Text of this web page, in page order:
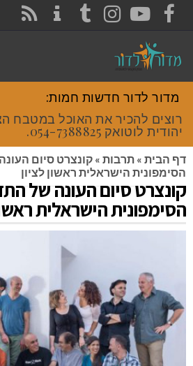
FACEBOOK
YOUTUBE
INSTAGRAM
TUMBLR
מדור לדור חדשות חמות:
רוצים להכיר את האוכל במטבח
יהודית לוטואק 054-7388825.
דף הבית » תרבות » קונצרט סיום
הסימפונית הישראלית ראשון לציון
קונצרט סיום העונה של
הסימפונית הישראלית